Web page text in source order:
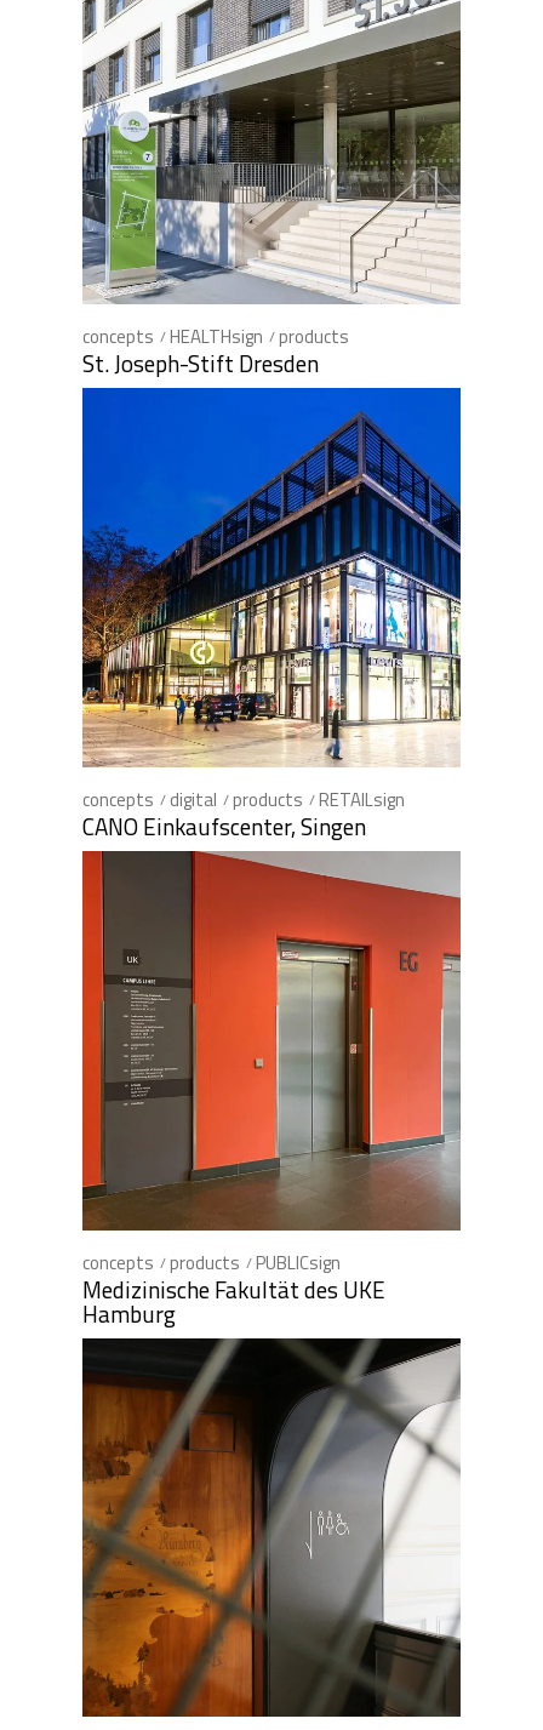
concepts HEALTHsign products
St. Joseph-Stift Dresden
concepts digital products RETAILsign
CANO Einkaufscenter, Singen
concepts products PUBLICsign
Medizinische Fakultät des UKE
Hamburg